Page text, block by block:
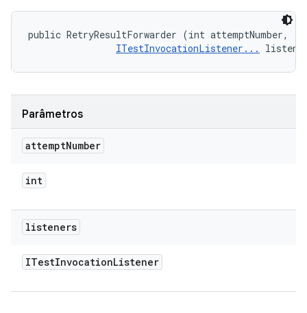
public RetryResultForwarder (int attemptNumber,
ITestInvocationListener...
Parâmetros
attemptNumber
int
listeners
ITestInvocationListener